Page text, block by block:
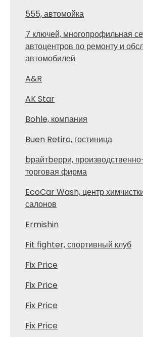
555, автомойка
7 ключей, многопрофильная
автоцентров по ремонту и
автомобилей
A&R
AK Star
Bohle, компания
Buen Retiro, гостиница
bрайтbерри,
торговая фирма
EcoCar Wash, центр
салонов
Ermishin
Fit fighter, спортивный клуб
Fix Price
Fix Price
Fix Price
Fix Price